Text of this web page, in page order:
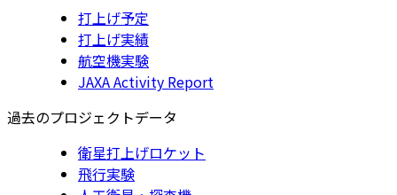
打上げ予定
打上げ実績
航空機実験
JAXA Activity Report
過去のプロジェクトデータ
衛星打上げロケット
飛行実験